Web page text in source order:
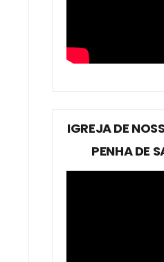
IGREJA DE
PENHA DE